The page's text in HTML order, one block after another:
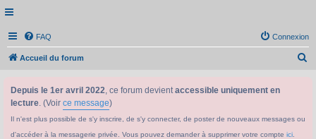
FAQ Connexion
Accueil du forum
Depuis le 1er avril 2022, ce forum devientaccessible uniquement en
lecture. (Voir ce message)
Il n'est plus possible de s'y inscrire, de s'y connecter, de poster de nouveaux messages ou
d'accéder à la messagerie privée. Vous pouvez demander à supprimer votre compte ici